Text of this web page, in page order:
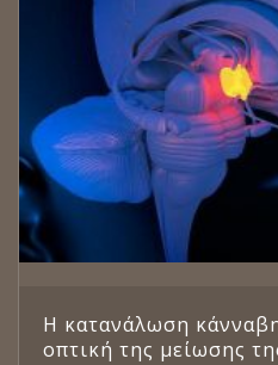
Η κατανάλωση
οπτική της μείωσης